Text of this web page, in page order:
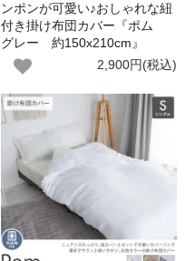
ンポンが可愛い♪おしゃれな紐
付き掛け布団カバー『ポム
グレー 約150x210cm』
2,900円(税込)